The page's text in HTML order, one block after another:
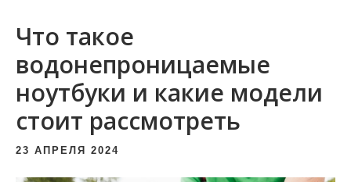
Что такое
водонепроницаемые
ноутбуки и какие модели
стоит рассмотреть
23 АПРЕЛЯ 2024